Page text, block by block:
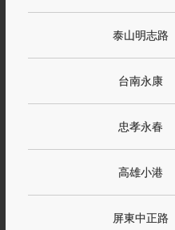
泰山明志路
台南永康
忠孝永春
高雄小港
屏東中正路